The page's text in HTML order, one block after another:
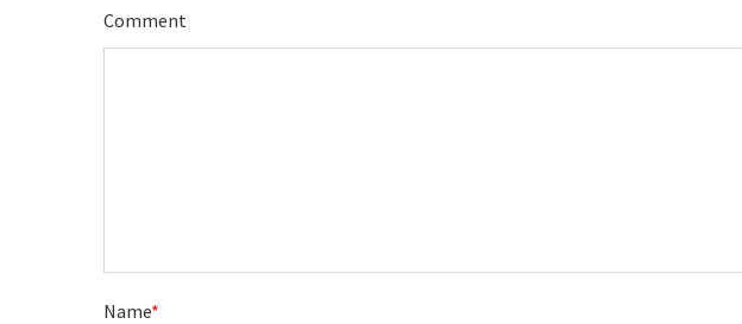
Comment
Name*